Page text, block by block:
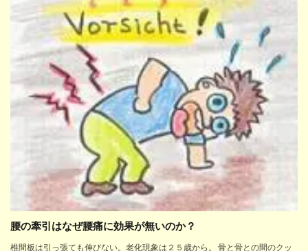
腰の牽引はなぜ腰痛に効果が無いのか？
椎間板は引っ張ても伸びない。老化現象は２５歳から。 骨と骨との間のクッ